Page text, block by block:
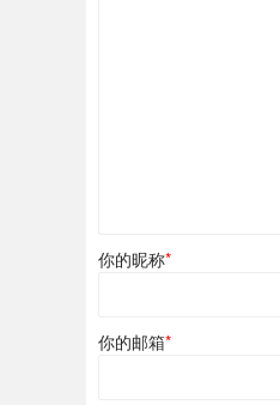
你的昵称*
你的邮箱*